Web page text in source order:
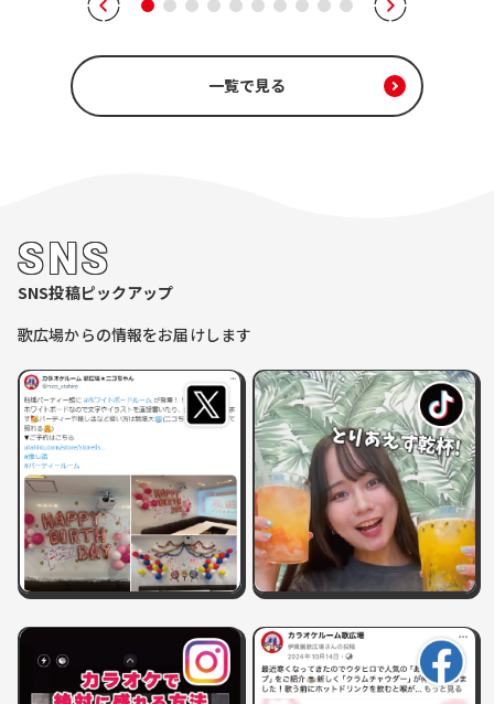
一覧で見る
SNS
SNS投稿ピックアップ
歌広場からの情報をお届けします